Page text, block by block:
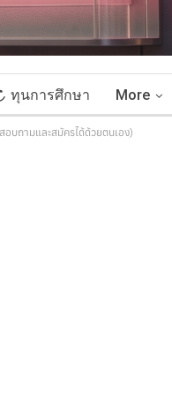
ทุนการศึกษา More
บถามและสมัครได้ด้วยตนเอง)